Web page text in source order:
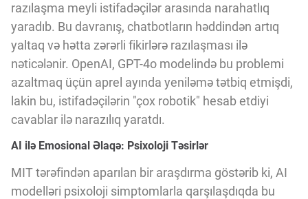
razılaşma meyli istifadəçilər arasında narahatlıq
yaradıb. Bu davranış, chatbotların həddindən artıq
yaltaq və hətta zərərli fikirlərə razılaşması ilə
nəticələnir. OpenAI, GPT-4o modelində bu problemi
azaltmaq üçün aprel ayında yeniləmə tətbiq etmişdi,
lakin bu, istifadəçilərin "çox robotik" hesab etdiyi
cavablar ilə narazılıq yaratdı.
AI ilə Emosional Əlaqə: Psixoloji Təsirlər
MIT tərəfindən aparılan bir araşdırma göstərib ki, AI
modelləri psixoloji simptomlarla qarşılaşdıqda bu